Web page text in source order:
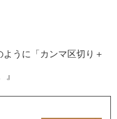
うに「カンマ区切り＋